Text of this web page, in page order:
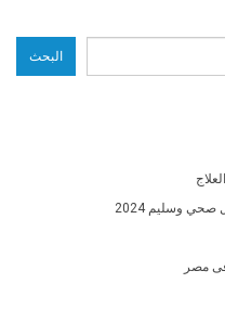
البحث
وسليم 2024
مصر